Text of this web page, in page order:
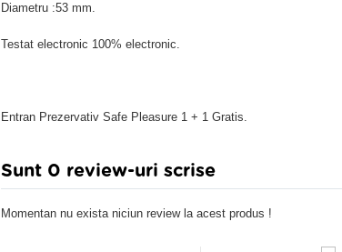
Diametru :53 mm.
Testat electronic 100% electronic.
Entran Prezervativ Safe Pleasure 1 + 1 Gratis.
Sunt 0 review-uri scrise
Momentan nu exista niciun review la acest produs !